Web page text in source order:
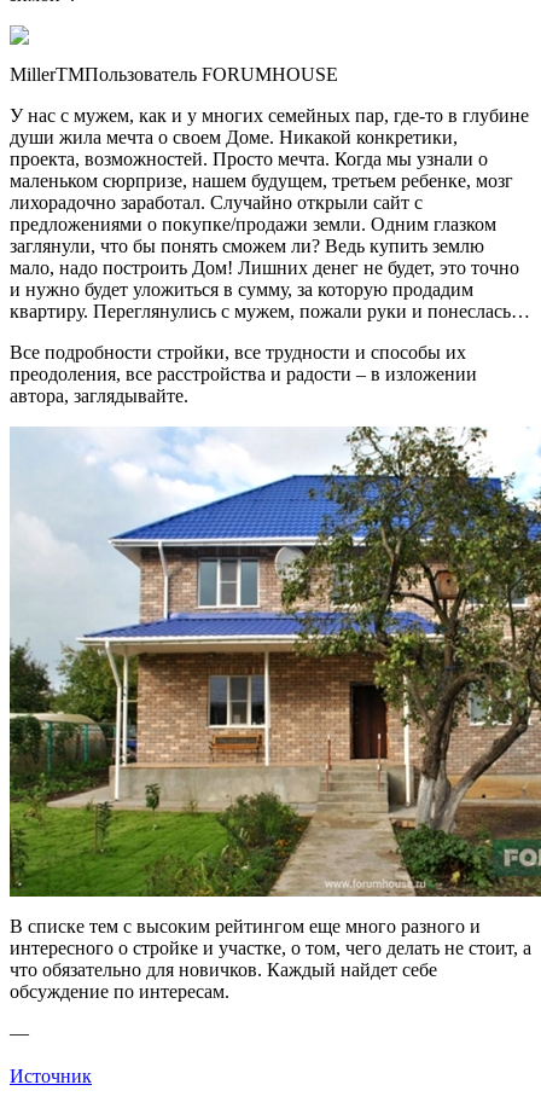
MillerTMПользователь FORUMHOUSE
У нас с мужем, как и у многих семейных пар, где-то в глубине
души жила мечта о своем Доме. Никакой конкретики,
проекта, возможностей. Просто мечта. Когда мы узнали о
маленьком сюрпризе, нашем будущем, третьем ребенке, мозг
лихорадочно заработал. Случайно открыли сайт с
предложениями о покупке/продажи земли. Одним глазком
заглянули, что бы понять сможем ли? Ведь купить землю
мало, надо построить Дом! Лишних денег не будет, это точно
и нужно будет уложиться в сумму, за которую продадим
квартиру. Переглянулись с мужем, пожали руки и понеслась…
Все подробности стройки, все трудности и способы их
преодоления, все расстройства и радости – в изложении
автора, заглядывайте.
В списке тем с высоким рейтингом еще много разного и
интересного о стройке и участке, о том, чего делать не стоит, а
что обязательно для новичков. Каждый найдет себе
обсуждение по интересам.
—
Источник